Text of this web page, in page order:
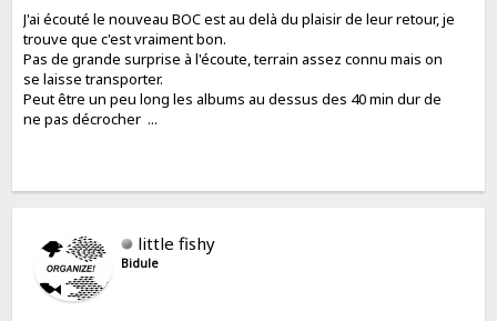
J'ai écouté le nouveau BOC est au delà du plaisir de leur retour, je
trouve que c'est vraiment bon.
Pas de grande surprise à l'écoute, terrain assez connu mais on
se laisse transporter.
Peut être un peu long les albums au dessus des 40 min dur de
ne pas décrocher ...
little fishy
Bidule